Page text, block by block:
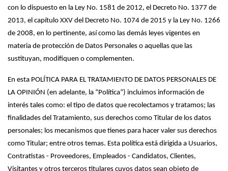
con lo dispuesto en la Ley No. 1581 de 2012, el Decreto No. 1377 de
2013, el capítulo XXV del Decreto No. 1074 de 2015 y la Ley No. 1266
de 2008, en lo pertinente, así como las demás leyes vigentes en
materia de protección de Datos Personales o aquellas que las
sustituyan, modifiquen o complementen.
En esta POLÍTICA PARA EL TRATAMIENTO DE DATOS PERSONALES DE
LA OPINIÓN (en adelante, la “Política”) incluimos información de
interés tales como: el tipo de datos que recolectamos y tratamos; las
finalidades del Tratamiento, sus derechos como Titular de los datos
personales; los mecanismos que tienes para hacer valer sus derechos
como Titular; entre otros temas. Esta política está dirigida a Usuarios,
Contratistas - Proveedores, Empleados - Candidatos, Clientes,
Visitantes y otros terceros titulares cuyos datos sean objeto de